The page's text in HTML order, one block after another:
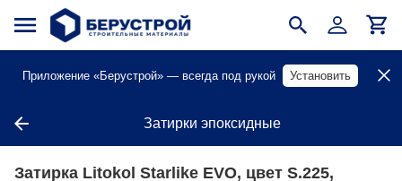
Приложение «Берустрой» — всегда под рукой Установить
Затирки эпоксидные
Затирка Litokol Starlike EVO, цвет S.225,